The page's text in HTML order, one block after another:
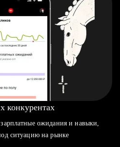
конкурентах
ожидания и навыки,
ситуацию на рынке